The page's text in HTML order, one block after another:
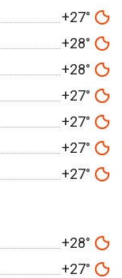
+27°
+28°
+28°
+27°
+27°
+27°
+27°
+28°
+27°